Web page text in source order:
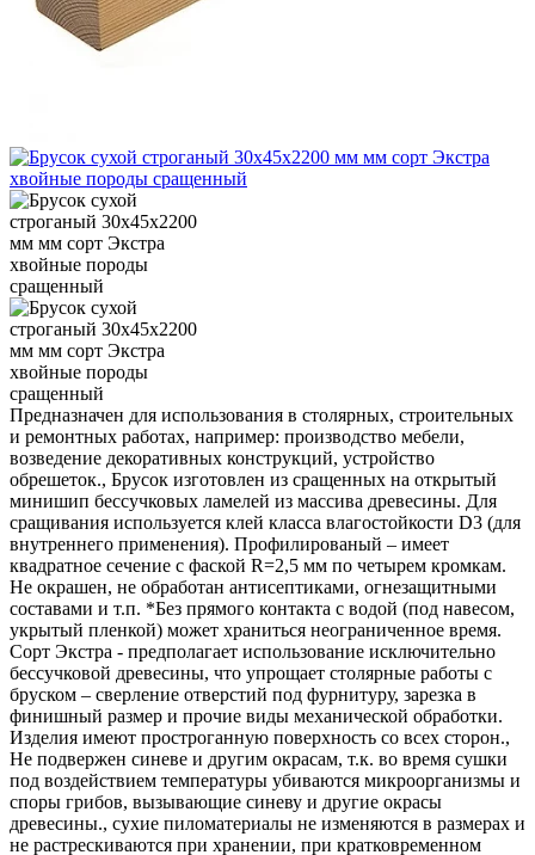
Предназначен для использования в столярных, строительных
и ремонтных работах, например: производство мебели,
возведение декоративных конструкций, устройство
обрешеток., Брусок изготовлен из сращенных на открытый
минишип бессучковых ламелей из массива древесины. Для
сращивания используется клей класса влагостойкости D3 (для
внутреннего применения). Профилированый – имеет
квадратное сечение с фаской R=2,5 мм по четырем кромкам.
Не окрашен, не обработан антисептиками, огнезащитными
составами и т.п. *Без прямого контакта с водой (под навесом,
укрытый пленкой) может храниться неограниченное время.
Сорт Экстра - предполагает использование исключительно
бессучковой древесины, что упрощает столярные работы с
бруском – сверление отверстий под фурнитуру, зарезка в
финишный размер и прочие виды механической обработки.
Изделия имеют простроганную поверхность со всех сторон.,
Не подвержен синеве и другим окрасам, т.к. во время сушки
под воздействием температуры убиваются микроорганизмы и
споры грибов, вызывающие синеву и другие окрасы
древесины., сухие пиломатериалы не изменяются в размерах и
не растрескиваются при хранении, при кратковременном